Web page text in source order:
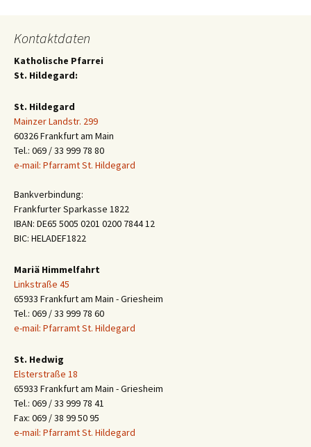
Kontaktdaten
Katholische Pfarrei
St. Hildegard:
St. Hildegard
Mainzer Landstr. 299
60326 Frankfurt am Main
Tel.: 069 / 33 999 78 80
e-mail: Pfarramt St. Hildegard
Bankverbindung:
Frankfurter Sparkasse 1822
IBAN: DE65 5005 0201 0200 7844 12
BIC: HELADEF1822
Mariä Himmelfahrt
Linkstraße 45
65933 Frankfurt am Main - Griesheim
Tel.: 069 / 33 999 78 60
e-mail: Pfarramt St. Hildegard
St. Hedwig
Elsterstraße 18
65933 Frankfurt am Main - Griesheim
Tel.: 069 / 33 999 78 41
Fax: 069 / 38 99 50 95
e-mail: Pfarramt St. Hildegard